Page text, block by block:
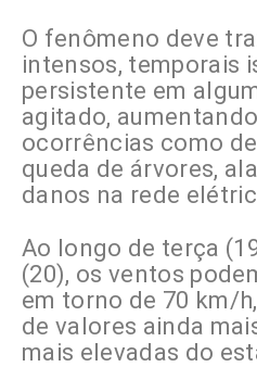
O fenômeno deve
intensos, temporais
persistente em
agitado,
ocorrências como
queda de árvores,
danos na rede
Ao longo de terça
(20), os ventos
em torno de 70 km/
de valores ainda
mais elevadas do